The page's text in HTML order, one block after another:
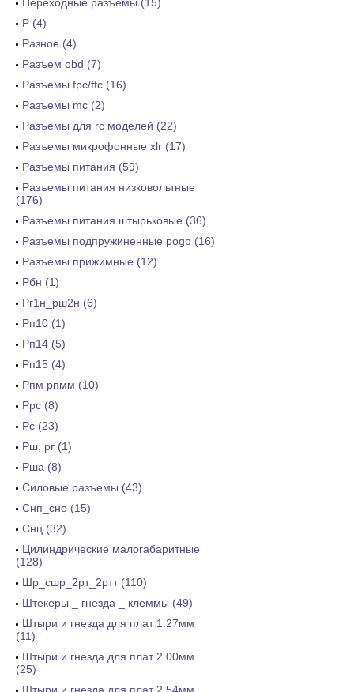
Р (4)
Разное (4)
Разъем obd (7)
Разъемы fpc/ffc (16)
Разъемы mc (2)
Разъемы для rc моделей (22)
Разъемы микрофонные xlr (17)
Разъемы питания (59)
Разъемы питания низковольтные
(176)
Разъемы питания штырьковые (36)
Разъемы подпружиненные pogo (16)
Разъемы прижимные (12)
Рбн (1)
Рг1н_рш2н (6)
Рп10 (1)
Рп14 (5)
Рп15 (4)
Рпм рпмм (10)
Ррс (8)
Рс (23)
Рш, рг (1)
Рша (8)
Силовые разъемы (43)
Снп_сно (15)
Снц (32)
Цилиндрические малогабаритные
(128)
Шр_сшр_2рт_2ртт (110)
Штекеры _ гнезда _ клеммы (49)
Штыри и гнезда для плат 1.27мм
(11)
Штыри и гнезда для плат 2.00мм
(25)